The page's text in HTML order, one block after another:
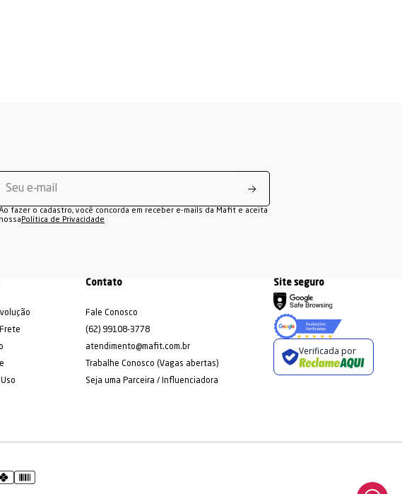
fazer o cadastro, você concorda em receber e-mails da Mafit e aceita
nossa Política de Privacidade
Uso
Contato
Fale Conosco
(62) 99108-3778
atendimento@mafit.com.br
Trabalhe Conosco (Vagas abertas)
Seja uma Parceira / Influenciadora
Site seguro
Verificada por